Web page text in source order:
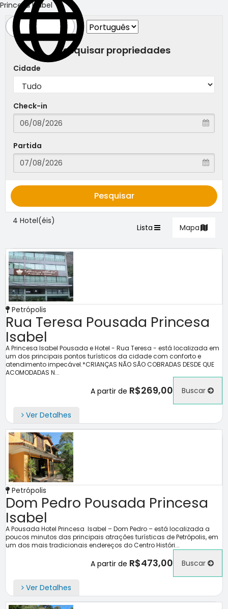
Princesa Isabel
Pesquisar propriedades
Cidade
Check-in
Partida
Pesquisar
4 Hotel(éis)
Lista Mapa
Petrópolis
Rua Teresa Pousada Princesa
Isabel
A Princesa Isabel Pousada e Hotel - Rua Teresa - está localizada em
um dos principais pontos turísticos da cidade com conforto e
atendimento impecável.*CRIANÇAS NÃO SÃO COBRADAS DESDE QUE
ACOMODADAS N...
A partir de R$269,00 Buscar
Ver Detalhes
Petrópolis
Dom Pedro Pousada Princesa
Isabel
A Pousada Hotel Princesa Isabel – Dom Pedro – está localizada a
poucos minutos das principais atrações turísticas de Petrópolis, em
um dos mais tradicionais endereços do Centro Históri...
A partir de R$473,00 Buscar
Ver Detalhes